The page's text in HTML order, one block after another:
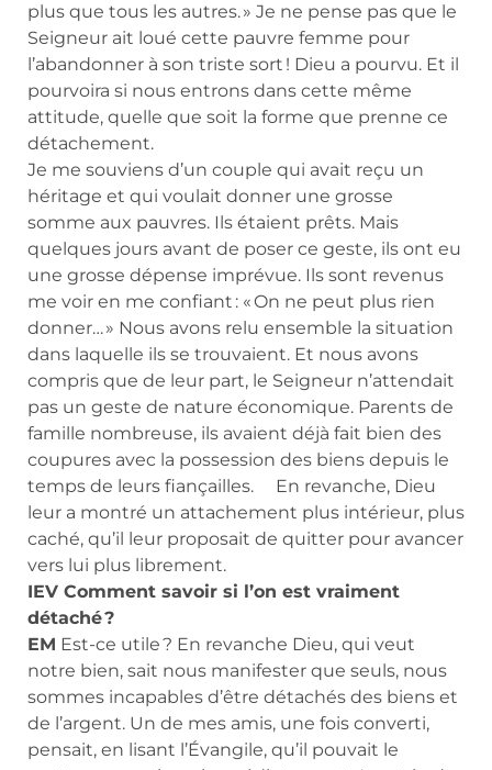
plus que tous les autres. » Je ne pense pas que le
Seigneur ait loué cette pauvre femme pour
l’abandonner à son triste sort ! Dieu a pourvu. Et il
pourvoira si nous entrons dans cette même
attitude, quelle que soit la forme que prenne ce
détachement.
Je me souviens d’un couple qui avait reçu un
héritage et qui voulait donner une grosse
somme aux pauvres. Ils étaient prêts. Mais
quelques jours avant de poser ce geste, ils ont eu
une grosse dépense imprévue. Ils sont revenus
me voir en me confiant : « On ne peut plus rien
donner… » Nous avons relu ensemble la situation
dans laquelle ils se trouvaient. Et nous avons
compris que de leur part, le Seigneur n’attendait
pas un geste de nature économique. Parents de
famille nombreuse, ils avaient déjà fait bien des
coupures avec la possession des biens depuis le
temps de leurs fiançailles. En revanche, Dieu
leur a montré un attachement plus intérieur, plus
caché, qu’il leur proposait de quitter pour avancer
vers lui plus librement.
IEV Comment savoir si l’on est vraiment
détaché ?
EM Est-ce utile ? En revanche Dieu, qui veut
notre bien, sait nous manifester que seuls, nous
sommes incapables d’être détachés des biens et
de l’argent. Un de mes amis, une fois converti,
pensait, en lisant l’Évangile, qu’il pouvait le